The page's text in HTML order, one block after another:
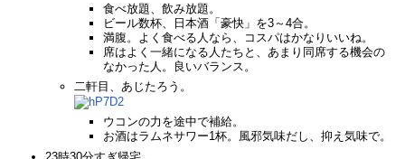
食べ放題、飲み放題。
ビール数杯、日本酒「豪快」を3～4合。
満腹。よく食べる人なら、コスパはかなりいいね。
席はよく一緒になる人たちと、あまり同席する機会の
なかった人。良いバランス。
二軒目、あじたろう。
ウコンの力を途中で補給。
お酒はラムネサワー1杯。風邪気味だし、抑え気味で。